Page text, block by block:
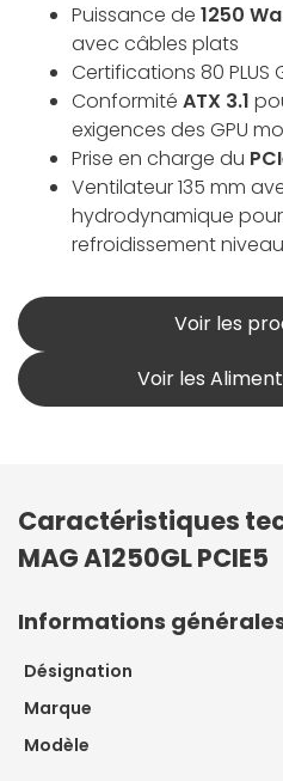
Puissance de 1250
avec câbles plats
Certifications 80
Conformité ATX 3.1
exigences des GPU
Prise en charge du
Ventilateur 135 mm
hydrodynamique
refroidissement
Voir les
Voir les
Caractéristiques
MAG A1250GL PCIE5
Informations
Désignation
Marque
Modèle